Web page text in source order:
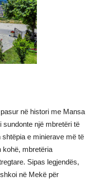
në histori me Mansa
një mbretëri të
e minierave më të
kohë, mbretëria
Sipas legjendës,
në Mekë për